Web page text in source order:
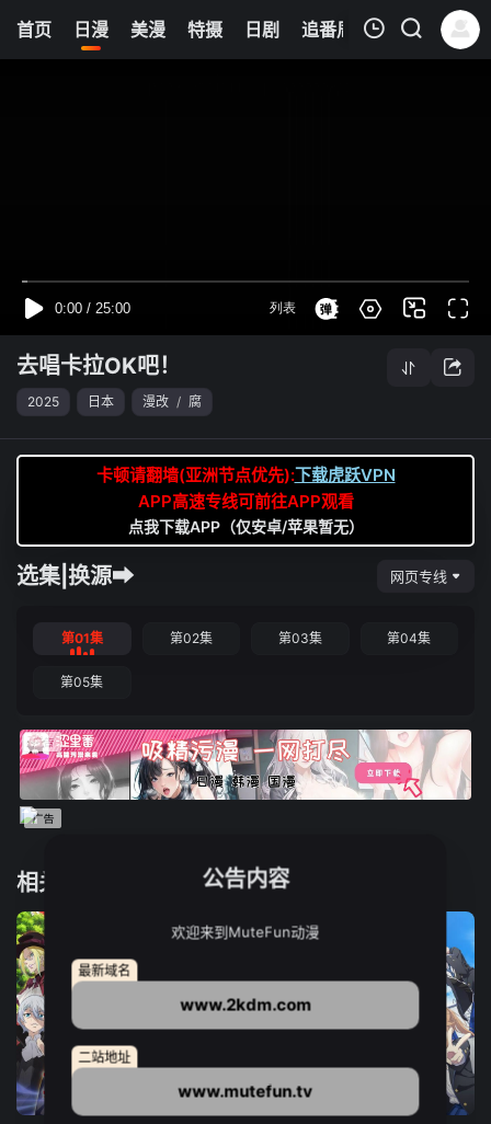
首页 日漫 美漫 特摄 日剧 追番周表 今日更新
8
去唱卡拉OK吧！
2025 日本 漫改 / 腐
卡顿请翻墙(亚洲节点优先):下载虎跃VPN
APP高速专线可前往APP观看
点我下载APP（仅安卓/苹果暂无）
选集|换源➡ 网页专线
第01集 第02集 第03集 第04集
第05集
相关推荐
12集全
公告内容
欢迎来到MuteFun动漫
最新域名
www.2kdm.com
二站地址
www.mutefun.tv